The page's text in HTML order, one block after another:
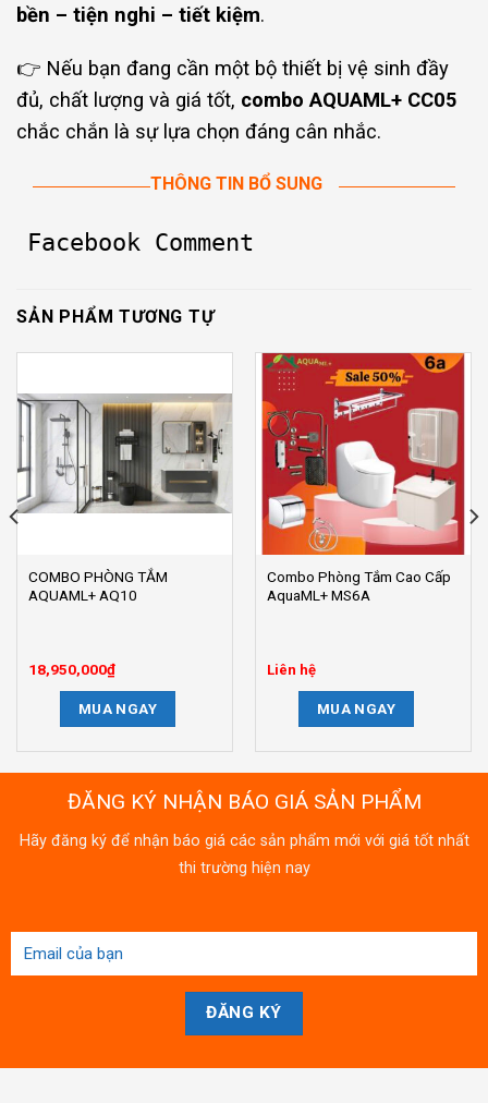
bền – tiện nghi – tiết kiệm.
👉 Nếu bạn đang cần một bộ thiết bị vệ sinh đầy
đủ, chất lượng và giá tốt, combo AQUAML+ CC05
chắc chắn là sự lựa chọn đáng cân nhắc.
THÔNG TIN BỔ SUNG
Facebook Comment
SẢN PHẨM TƯƠNG TỰ
COMBO PHÒNG TẮM
AQUAML+ AQ10
18,950,000₫
MUA NGAY
Combo Phòng Tắm Cao Cấp
AquaML+ MS6A
Liên hệ
MUA NGAY
ĐĂNG KÝ NHẬN BÁO GIÁ SẢN PHẨM
Hãy đăng ký để nhận báo giá các sản phẩm mới với giá tốt nhất
thi trường hiện nay